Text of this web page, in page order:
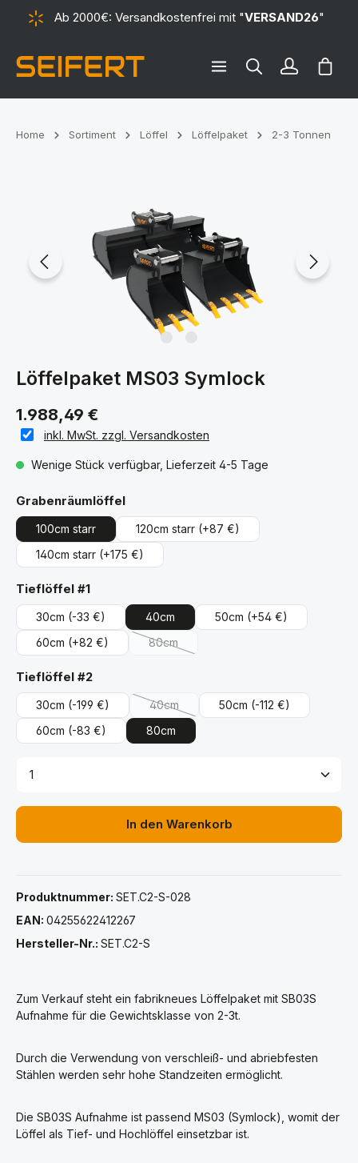
springenAb 2000€: Versandkostenfrei mit "VERSAND26"
Home Sortiment Löffel Löffelpaket 2-3 Tonnen
Löffelpaket MS03 Symlock
1.988,49 €
inkl. MwSt. zzgl. Versandkosten
Wenige Stück verfügbar, Lieferzeit 4-5 Tage
Grabenräumlöffelauswählen
100cm starr 120cm starr (+87 €)
140cm starr (+175 €)
Tieflöffel #1auswählen
30cm (-33 €) 40cm 50cm (+54 €)
60cm (+82 €) 80cm
(Diese Option ist zurzeit nicht verfügbar.)
Tieflöffel #2auswählen
30cm (-199 €) 40cm
(Diese Option ist zurzeit nicht verfügbar.)
50cm (-112 €)
60cm (-83 €) 80cm
Produkt Anzahl: Gib den gewünschten Wert ein
In den Warenkorb
Produktnummer: SET.C2-S-028
EAN: 04255622412267
Hersteller-Nr.: SET.C2-S
Zum Verkauf steht ein fabrikneues Löffelpaket mit SB03S
Aufnahme für die Gewichtsklasse von 2-3t.
Durch die Verwendung von verschleiß- und abriebfesten
Stählen werden sehr hohe Standzeiten ermöglicht.
Die SB03S Aufnahme ist passend MS03 (Symlock), womit der
Löffel als Tief- und Hochlöffel einsetzbar ist.